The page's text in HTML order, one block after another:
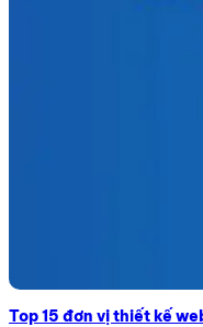
Top 15 đơn vị thiết kế